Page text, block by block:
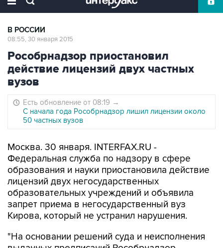
В РОССИИ
08:55, 30 января 2015
Рособрнадзор приостановил
действие лицензий двух частных
вузов
Есть обновление от 08:19 →
С начала года Рособрнадзор лишил лицензии около
50 частных вузов
Москва. 30 января. INTERFAX.RU -
Федеральная служба по надзору в сфере
образования и науки приостановила действие
лицензий двух негосударственных
образовательных учреждений и объявила
запрет приема в негосударственный вуз
Кирова, который не устранил нарушения.
"На основании решений суда и неисполнения